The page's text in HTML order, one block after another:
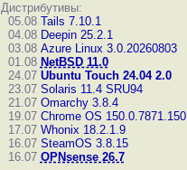
Дистрибутивы:
05.08 Tails 7.10.1
04.08 Deepin 25.2.1
03.08 Azure Linux 3.0.20260803
01.08 NetBSD 11.0
24.07 Ubuntu Touch 24.04 2.0
23.07 Solaris 11.4 SRU94
21.07 Omarchy 3.8.4
19.07 Chrome OS 150.0.7871.150
17.07 Whonix 18.2.1.9
16.07 SteamOS 3.8.15
16.07 OPNsense 26.7